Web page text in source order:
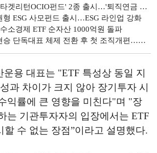
리턴OCIO펀드' 2종 출시…'퇴직연금 겨냥'
ESG 사모펀드 출시…ESG 라인업 강화
소경제 ETF 순자산 1000억원 돌파
대표 체제 전환 후 첫 조직개편…연금·ETF·AI 중점
운용 대표는 "ETF 특성상 동일 지
과 차이가 크지 않아 장기투자 시
익률에 큰 영향을 미친다"며 "장
는 기관투자자의 입장에서는 ETF
할 수 없는 장점”이라고 설명했다.